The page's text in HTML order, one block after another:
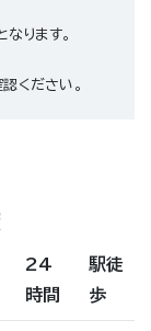
ります。
ください。
24
時間
駅徒
歩